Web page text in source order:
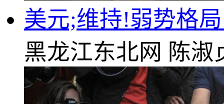
美元;维持!弱势格
黑龙江东北网 陈淑